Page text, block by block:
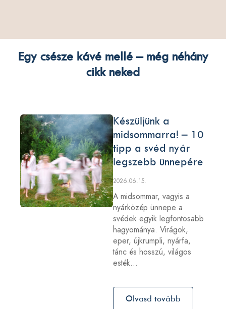
Egy csésze kávé mellé – még néhány
cikk neked
Készüljünk a
midsommarra! – 10
tipp a svéd nyár
legszebb ünnepére
2026.06.15.
A midsommar, vagyis a
nyárközép ünnepe a
svédek egyik legfontosabb
hagyománya. Virágok,
eper, újkrumpli, nyárfa,
tánc és hosszú, világos
esték…
Olvasd tovább